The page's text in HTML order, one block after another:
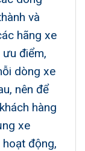
và
hãng xe
điểm,
dòng xe
nên để
hàng
xe
động,